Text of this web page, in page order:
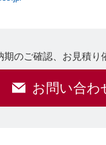
のご確認、お見積
お問い合わ